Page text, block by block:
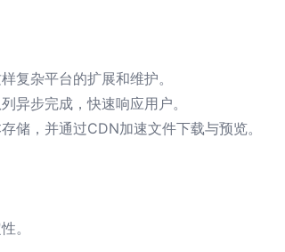
复杂平台的扩展和维护。
异步完成，快速响应用户。
储，并通过CDN加速文件下载与预览。
。